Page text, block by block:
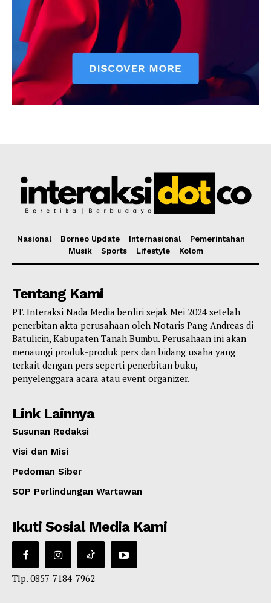
Nasional Borneo Update Internasional
Pemerintahan
Musik
Sports Lifestyle Kolom
Tentang Kami
PT. Interaksi Nada Media berdiri sejak Mei 2024 setelah
penerbitan akta perusahaan oleh Notaris Pang Andreas di
Batulicin, Kabupaten Tanah Bumbu. Perusahaan ini akan
menaungi produk-produk pers dan bidang usaha yang
terkait dengan pers seperti penerbitan buku,
penyelenggara acara atau event organizer.
Link Lainnya
Susunan Redaksi
Visi dan Misi
Pedoman Siber
SOP Perlindungan Wartawan
Ikuti Sosial Media Kami
Tlp. 0857-7184-7962